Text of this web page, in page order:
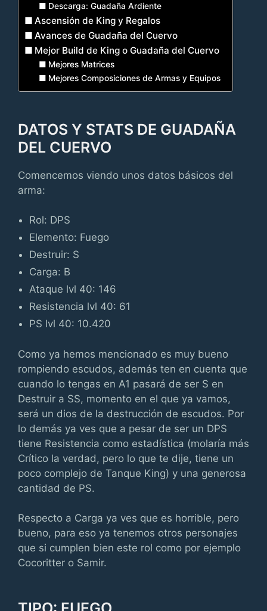
Descarga: Guadaña Ardiente
Ascensión de King y Regalos
Avances de Guadaña del Cuervo
Mejor Build de King o Guadaña del Cuervo
Mejores Matrices
Mejores Composiciones de Armas y Equipos
DATOS Y STATS DE GUADAÑA
DEL CUERVO
Comencemos viendo unos datos básicos del
arma:
Rol: DPS
Elemento: Fuego
Destruir: S
Carga: B
Ataque lvl 40: 146
Resistencia lvl 40: 61
PS lvl 40: 10.420
Como ya hemos mencionado es muy bueno
rompiendo escudos, además ten en cuenta que
cuando lo tengas en A1 pasará de ser S en
Destruir a SS, momento en el que ya vamos,
será un dios de la destrucción de escudos. Por
lo demás ya ves que a pesar de ser un DPS
tiene Resistencia como estadística (molaría más
Crítico la verdad, pero lo que te dije, tiene un
poco complejo de Tanque King) y una generosa
cantidad de PS.
Respecto a Carga ya ves que es horrible, pero
bueno, para eso ya tenemos otros personajes
que si cumplen bien este rol como por ejemplo
Cocoritter o Samir.